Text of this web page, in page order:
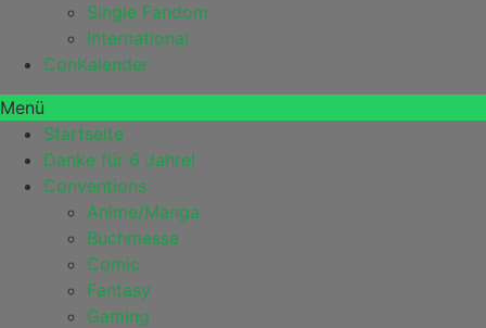
Single Fandom
International
ConKalender
Menü
Startseite
Danke für 6 Jahre!
Conventions
Anime/Manga
Buchmesse
Comic
Fantasy
Gaming